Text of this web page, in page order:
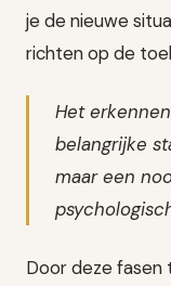
je de nieuwe
richten op de
Het
belangrijke
maar een
Door deze fasen